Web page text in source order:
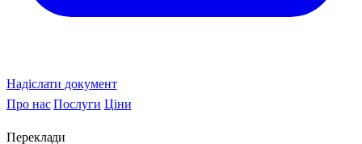
Надіслати документ
Про нас Послуги Ціни
Переклади